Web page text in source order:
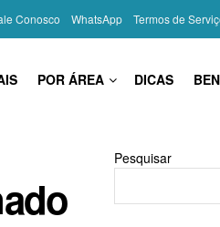
Conosco WhatsApp Termos de
POR ÁREA DICAS
Pesquisar